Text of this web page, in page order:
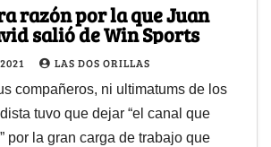
razón por la que Juan
salió de Win Sports
LAS DOS ORILLAS
compañeros, ni ultimatums de los
tuvo que dejar “el canal que
por la gran carga de trabajo que